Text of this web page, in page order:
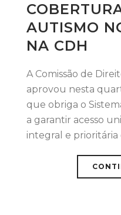
AUTISMO
NA CDH
A Comissão de
aprovou nesta
que obriga o
a garantir acesso
integral e prioritária